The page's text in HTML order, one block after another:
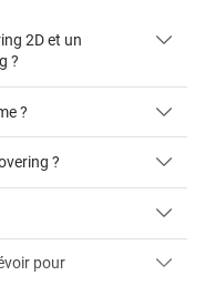
2D et un
?
?
?
pour